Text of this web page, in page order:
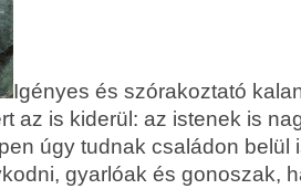
Igényes és szórakoztató
az is kiderül: az istenek is
úgy tudnak családon belül
gyarlóak és gonoszak,